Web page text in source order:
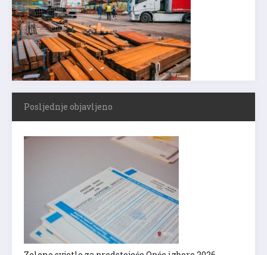
Posljednje objavljeno